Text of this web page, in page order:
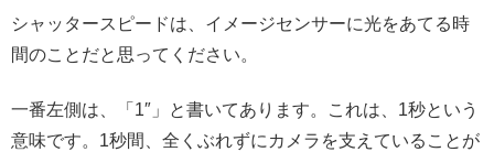
シャッタースピードは、イメージセンサーに光をあてる時
間のことだと思ってください。
一番左側は、「1″」と書いてあります。これは、1秒という
意味です。1秒間、全くぶれずにカメラを支えていることが